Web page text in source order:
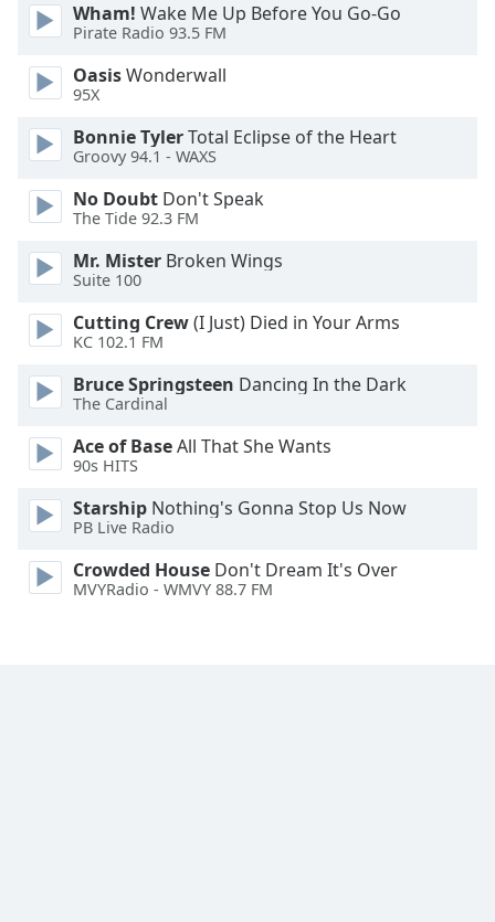
Opacity
Font
Size
Text
Edge
Font
Family
Reset
Close
Modal
End
window.
Wham! Wake Me Up Before You Go-Go
Pirate Radio 93.5 FM
OasisWonderwall
95X
Bonnie TylerTotal Eclipse of the Heart
Groovy 94.1 - WAXS
No Doubt Don't Speak
The Tide 92.3 FM
Mr. Mister Broken Wings
Suite 100
Cutting Crew(I Just) Died in Your Arms
KC 102.1 FM
Bruce Springsteen Dancing In the Dark
The Cardinal
Ace of BaseAll That She Wants
90s HITS
Starship Nothing's Gonna Stop Us Now
PB Live Radio
Crowded House Don't Dream It's Over
MVYRadio - WMVY 88.7 FM